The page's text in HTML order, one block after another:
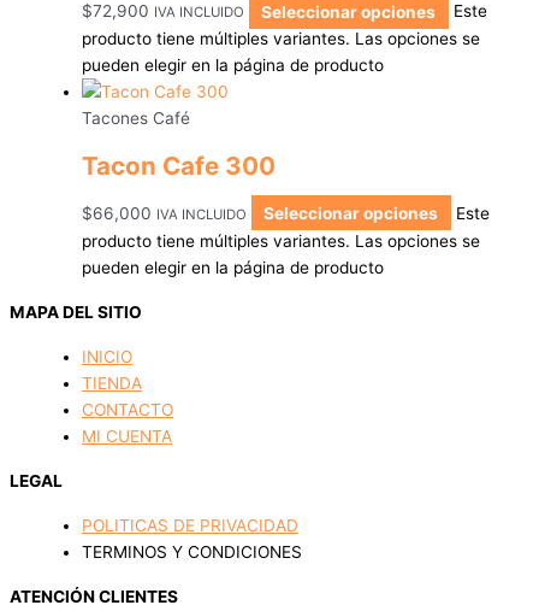
$72,900 IVA INCLUIDO Seleccionar opciones
Este
producto tiene múltiples variantes. Las opciones se
pueden elegir en la página de producto
Tacones Café
Tacon Cafe 300
$66,000 IVA INCLUIDO Seleccionar opciones
Este
producto tiene múltiples variantes. Las opciones se
pueden elegir en la página de producto
MAPA DEL SITIO
INICIO
TIENDA
CONTACTO
MI CUENTA
LEGAL
POLITICAS DE PRIVACIDAD
TERMINOS Y CONDICIONES
ATENCIÓN CLIENTES